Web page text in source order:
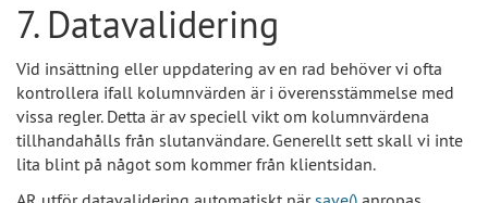
7. Datavalidering
Vid insättning eller uppdatering av en rad behöver vi ofta
kontrollera ifall kolumnvärden är i överensstämmelse med
vissa regler. Detta är av speciell vikt om kolumnvärdena
tillhandahålls från slutanvändare. Generellt sett skall vi inte
lita blint på något som kommer från klientsidan.